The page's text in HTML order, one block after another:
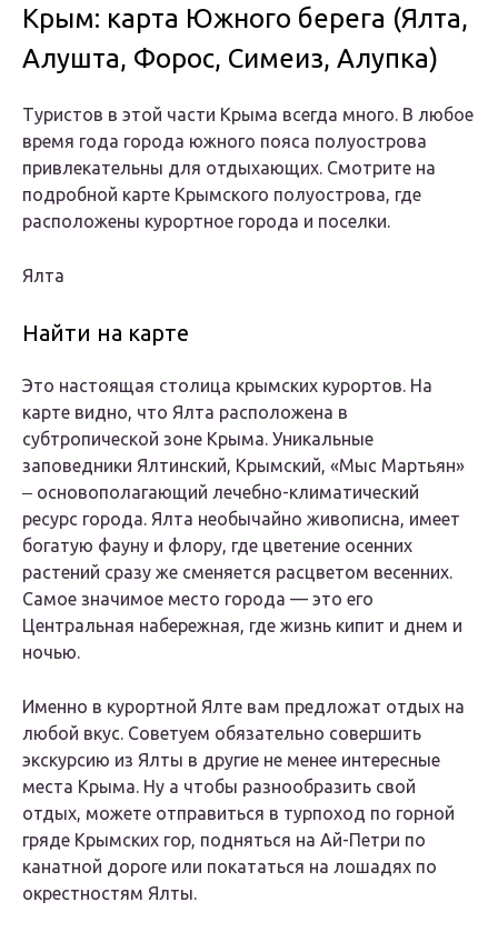
Крым: карта Южного берега (Ялта,
Алушта, Форос, Симеиз, Алупка)
Туристов в этой части Крыма всегда много. В любое
время года города южного пояса полуострова
привлекательны для отдыхающих. Смотрите на
подробной карте Крымского полуострова, где
расположены курортное города и поселки.
Ялта
Найти на карте
Это настоящая столица крымских курортов. На
карте видно, что Ялта расположена в
субтропической зоне Крыма. Уникальные
заповедники Ялтинский, Крымский, «Мыс Мартьян»
‒ основополагающий лечебно-климатический
ресурс города. Ялта необычайно живописна, имеет
богатую фауну и флору, где цветение осенних
растений сразу же сменяется расцветом весенних.
Самое значимое место города — это его
Центральная набережная, где жизнь кипит и днем и
ночью.
Именно в курортной Ялте вам предложат отдых на
любой вкус. Советуем обязательно совершить
экскурсию из Ялты в другие не менее интересные
места Крыма. Ну а чтобы разнообразить свой
отдых, можете отправиться в турпоход по горной
гряде Крымских гор, подняться на Ай-Петри по
канатной дороге или покататься на лошадях по
окрестностям Ялты.